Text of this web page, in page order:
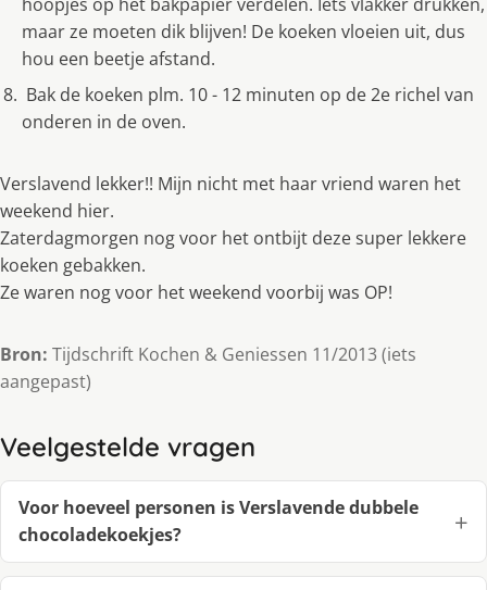
hoopjes op het bakpapier verdelen. Iets vlakker drukken,
maar ze moeten dik blijven! De koeken vloeien uit, dus
hou een beetje afstand.
Bak de koeken plm. 10 - 12 minuten op de 2e richel van
onderen in de oven.
Verslavend lekker!! Mijn nicht met haar vriend waren het
weekend hier.
Zaterdagmorgen nog voor het ontbijt deze super lekkere
koeken gebakken.
Ze waren nog voor het weekend voorbij was OP!
Bron: Tijdschrift Kochen & Geniessen 11/2013 (iets
aangepast)
Veelgestelde vragen
Voor hoeveel personen is Verslavende dubbele
chocoladekoekjes?